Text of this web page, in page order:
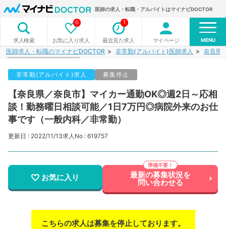
医師の求人・転職・アルバイトはマイナビDOCTOR
求人検索 お気に入り求人
0
最近見た求人
1
マイページ MENU
医師求人・転職のマイナビDOCTOR 非常勤(アルバイト)医師求人 奈良県
非常勤(アルバイト)求人 募集停止
【奈良県／奈良市】マイカー通勤OK◎週2日～応相
談！勤務曜日相談可能／1日7万円◎病院外来のお仕
事です（一般内科／非常勤）
更新日 : 2022/11/13求人No : 619757
お気に入り 最新の募集状況を
問い合わせる
こちらの求人は募集を停止しております。